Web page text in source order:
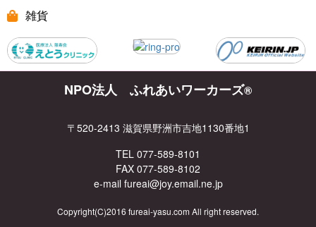
雑貨
NPO法人 ふれあいワーカーズ®
〒520-2413 滋賀県野洲市吉地1130番地1
TEL 077-589-8101
FAX 077-589-8102
e-mail fureai@joy.email.ne.jp
Copyright(C)2016 fureai-yasu.com All right reserved.